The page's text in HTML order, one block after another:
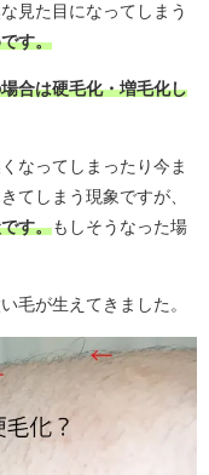
見た目になってしまう
す。
合は硬毛化・増毛化し
なってしまったり今ま
てしまう現象ですが、
す。もしそうなった場
毛が生えてきました。